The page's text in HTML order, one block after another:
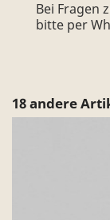
Bei Fragen
bitte per
18 andere